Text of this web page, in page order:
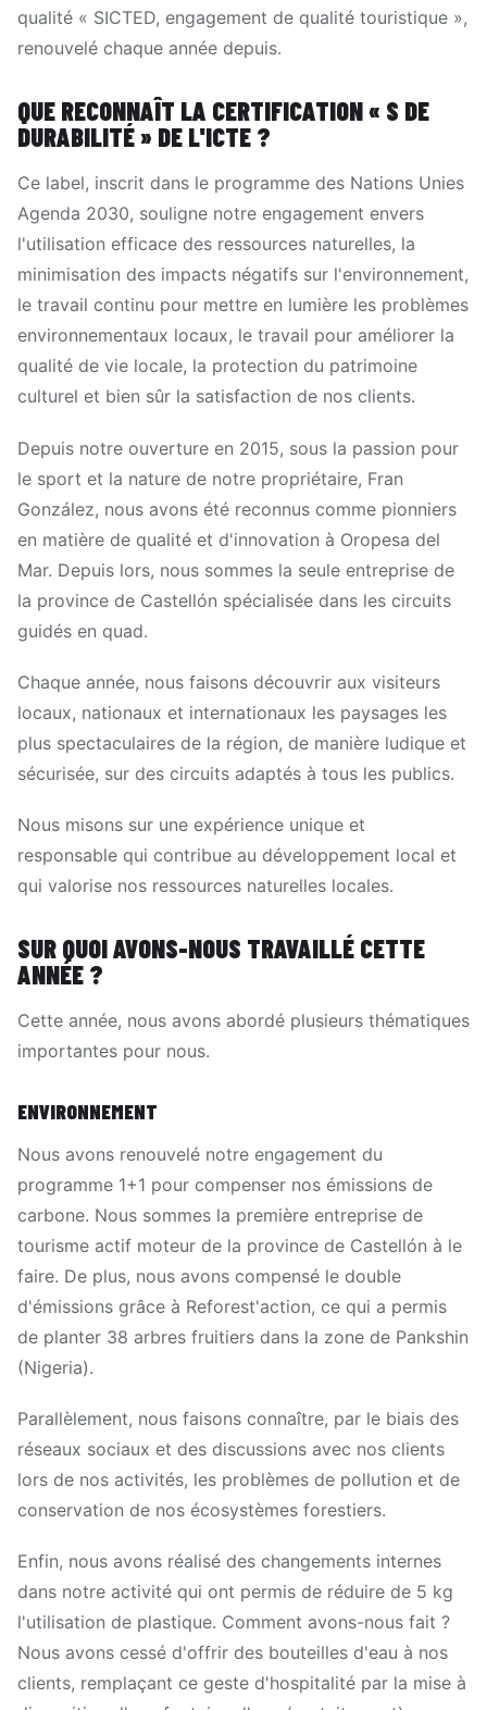
qualité « SICTED, engagement de qualité touristique »,
renouvelé chaque année depuis.
QUE RECONNAÎT LA CERTIFICATION « S DE
DURABILITÉ » DE L'ICTE ?
Ce label, inscrit dans le programme des Nations Unies
Agenda 2030, souligne notre engagement envers
l'utilisation efficace des ressources naturelles, la
minimisation des impacts négatifs sur l'environnement,
le travail continu pour mettre en lumière les problèmes
environnementaux locaux, le travail pour améliorer la
qualité de vie locale, la protection du patrimoine
culturel et bien sûr la satisfaction de nos clients.
Depuis notre ouverture en 2015, sous la passion pour
le sport et la nature de notre propriétaire, Fran
González, nous avons été reconnus comme pionniers
en matière de qualité et d'innovation à Oropesa del
Mar. Depuis lors, nous sommes la seule entreprise de
la province de Castellón spécialisée dans les circuits
guidés en quad.
Chaque année, nous faisons découvrir aux visiteurs
locaux, nationaux et internationaux les paysages les
plus spectaculaires de la région, de manière ludique et
sécurisée, sur des circuits adaptés à tous les publics.
Nous misons sur une expérience unique et
responsable qui contribue au développement local et
qui valorise nos ressources naturelles locales.
SUR QUOI AVONS-NOUS TRAVAILLÉ CETTE
ANNÉE ?
Cette année, nous avons abordé plusieurs thématiques
importantes pour nous.
ENVIRONNEMENT
Nous avons renouvelé notre engagement du
programme 1+1 pour compenser nos émissions de
carbone. Nous sommes la première entreprise de
tourisme actif moteur de la province de Castellón à le
faire. De plus, nous avons compensé le double
d'émissions grâce à Reforest'action, ce qui a permis
de planter 38 arbres fruitiers dans la zone de Pankshin
(Nigeria).
Parallèlement, nous faisons connaître, par le biais des
réseaux sociaux et des discussions avec nos clients
lors de nos activités, les problèmes de pollution et de
conservation de nos écosystèmes forestiers.
Enfin, nous avons réalisé des changements internes
dans notre activité qui ont permis de réduire de 5 kg
l'utilisation de plastique. Comment avons-nous fait ?
Nous avons cessé d'offrir des bouteilles d'eau à nos
clients, remplaçant ce geste d'hospitalité par la mise à